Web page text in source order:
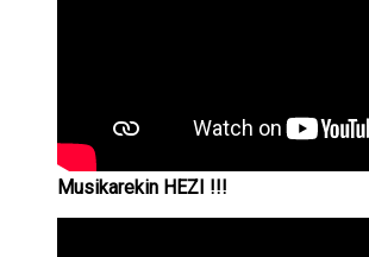
Musikarekin HEZI !!!